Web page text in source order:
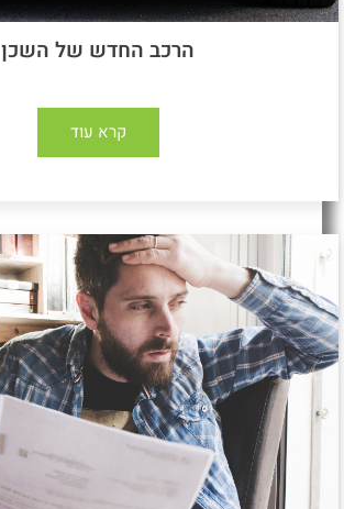
הרכב החדש של השכן
קרא עוד